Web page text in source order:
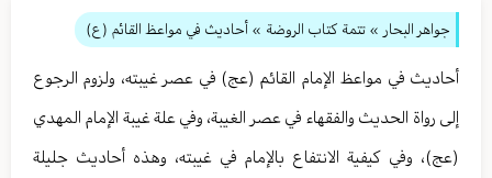
جواهر البحار » تتمة كتاب الروضة » أحاديث في مواعظ القائم (ع)
أحاديث في مواعظ الإمام القائم (عج) في عصر غيبته، ولزوم الرجوع
إلى رواة الحديث والفقهاء في عصر الغيبة، وفي علة غيبة الإمام المهدي
(عج)، وفي كيفية الانتفاع بالإمام في غيبته، وهذه أحاديث جليلة